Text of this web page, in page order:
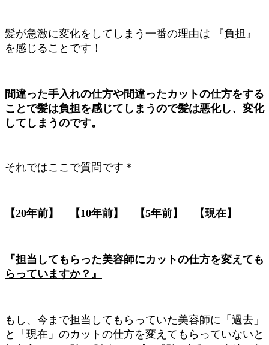
髪が急激に変化をしてしまう一番の理由は 『負担』
を感じることです！
間違った手入れの仕方や間違ったカットの仕方をする
ことで髪は負担を感じてしまうので髪は悪化し、変化
してしまうのです。
それではここで質問です＊
【20年前】 【10年前】 【5年前】 【現在】
『担当してもらった美容師にカットの仕方を変えても
らっていますか？』
もし、今まで担当してもらっていた美容師に「過去」
と「現在」のカットの仕方を変えてもらっていないと